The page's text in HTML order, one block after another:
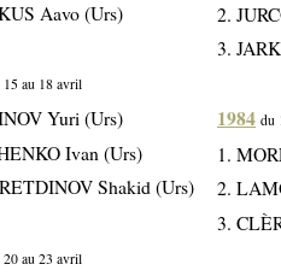
Aavo (Urs)
15 au 18 avril
Yuri (Urs)
Ivan (Urs)
Shakid (Urs)
20 au 23 avril
2.
3.
1984 du
1.
2.
3.